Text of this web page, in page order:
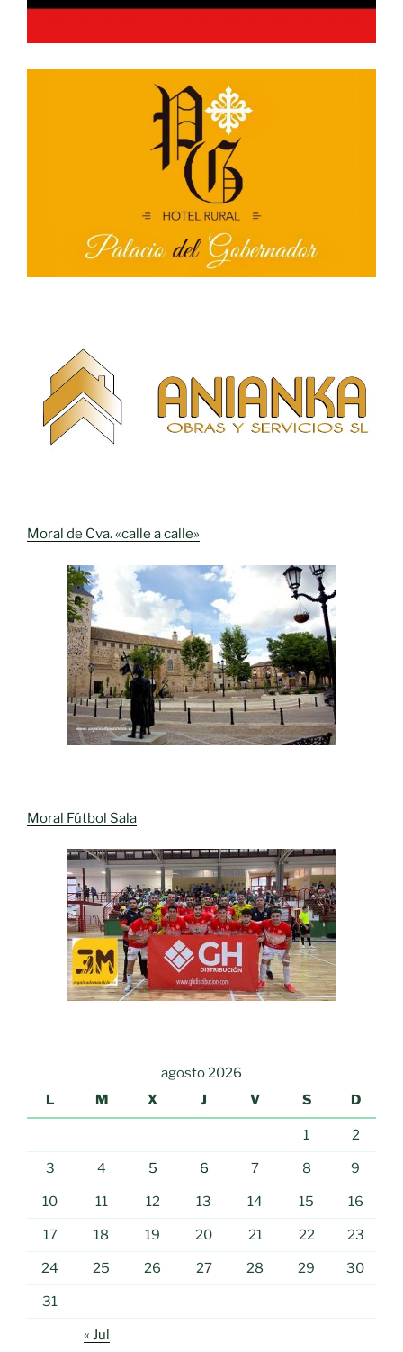
Moral de Cva. «calle a calle»
Moral Fútbol Sala
agosto 2026
L
M X J V S D
1 2
3 4 5 6 7 8 9
10 11 12 13 14 15 16
17 18 19 20 21 22 23
24 25 26 27 28 29 30
31
« Jul